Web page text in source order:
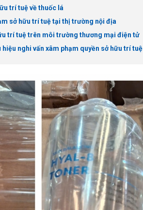
trí tuệ về thuốc lá
sở hữu trí tuệ tại thị trường nội địa
trí tuệ trên môi trường thương mại điện tử
nghi vấn xâm phạm quyền sở hữu trí tuệ